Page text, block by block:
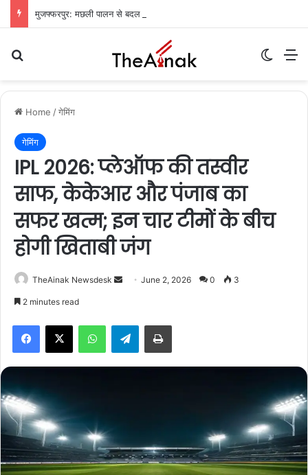
Home /गेमिंग
गेमिंग
IPL 2026: प्लेऑफ की तस्वीर
साफ, केकेआर और पंजाब का
सफर खत्म; इन चार टीमों के बीच
होगी खिताबी जंग
TheAinak Newsdesk
a
l
June 2, 2026 0 3
2 minutes read
Telegram